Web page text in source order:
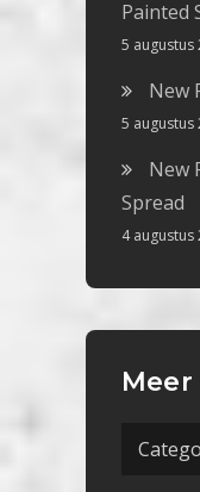
Painted
5 augustus
New
5 augustus
New
Spread
4 augustus
Meer